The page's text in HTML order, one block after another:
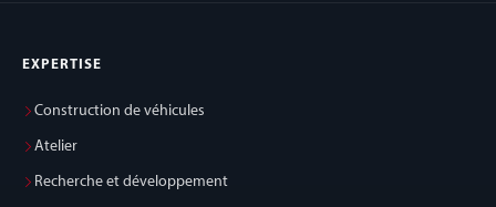
EXPERTISE
Construction de véhicules
Atelier
Recherche et développement